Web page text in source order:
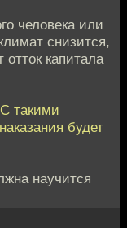
человека или
снизится,
капитала
такими
будет
научится